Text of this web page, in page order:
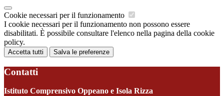
Cookie necessari per il funzionamento
I cookie necessari per il funzionamento non possono essere
disabilitati. È possibile consultare l'elenco nella pagina della cookie
policy.
Accetta tutti Salva le preferenze
Contatti
Istituto Comprensivo Oppeano e Isola Rizza